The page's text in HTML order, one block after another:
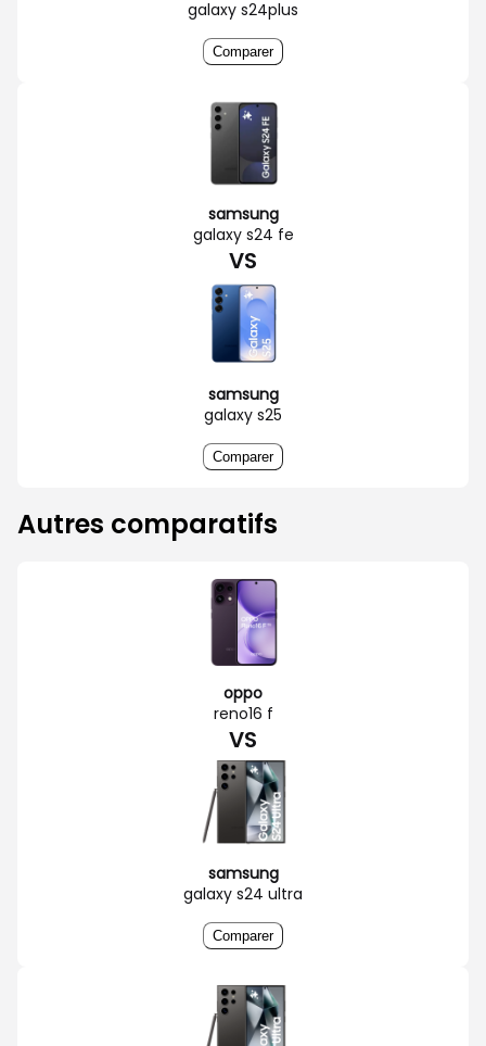
galaxy s24plus
Comparer
samsung
galaxy s24 fe
VS
samsung
galaxy s25
Comparer
Autres comparatifs
oppo
reno16 f
VS
samsung
galaxy s24 ultra
Comparer